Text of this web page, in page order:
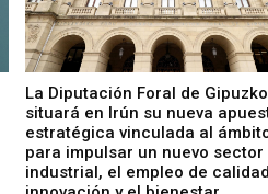
La Diputación Foral de
situará en Irún su nueva
estratégica vinculada al
para impulsar un nuevo sector
industrial, el empleo de